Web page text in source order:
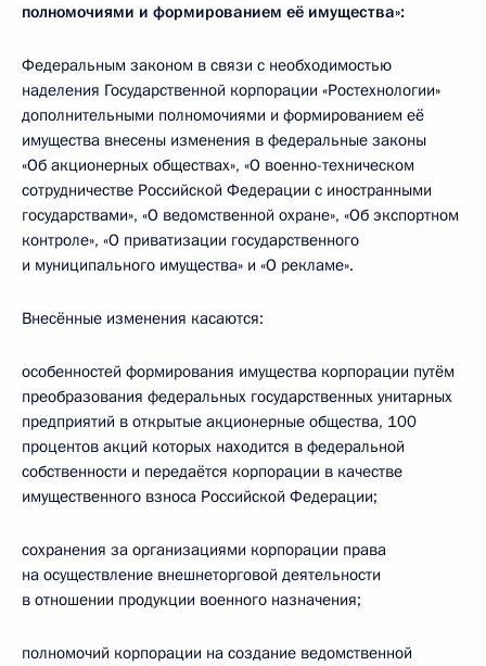
полномочиями и формированием её имущества»:
Федеральным законом в связи с необходимостью
наделения Государственной корпорации «Ростехнологии»
дополнительными полномочиями и формированием её
имущества внесены изменения в федеральные законы
«Об акционерных обществах», «О военно-техническом
сотрудничестве Российской Федерации с иностранными
государствами», «О ведомственной охране», «Об экспортном
контроле», «О приватизации государственного
и муниципального имущества» и «О рекламе».
Внесённые изменения касаются:
особенностей формирования имущества корпорации путём
преобразования федеральных государственных унитарных
предприятий в открытые акционерные общества, 100
процентов акций которых находится в федеральной
собственности и передаётся корпорации в качестве
имущественного взноса Российской Федерации;
сохранения за организациями корпорации права
на осуществление внешнеторговой деятельности
в отношении продукции военного назначения;
полномочий корпорации на создание ведомственной